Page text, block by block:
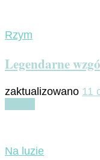
Rzym
Legendarne
zaktualizowano 11
Na luzie